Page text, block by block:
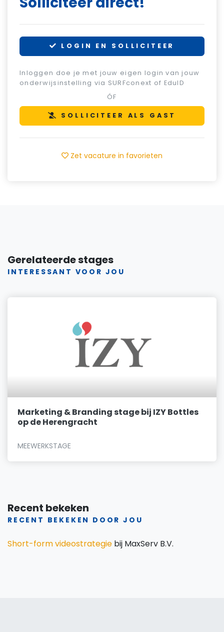
LOGIN EN SOLLICITEER
Inloggen doe je met jouw eigen login van jouw
onderwijsinstelling via SURFconext of EduID
ÓF
SOLLICITEER ALS GAST
Zet vacature in favorieten
Gerelateerde stages
INTERESSANT VOOR JOU
Marketing & Branding stage bij IZY Bottles
op de Herengracht
MEEWERKSTAGE
Recent bekeken
RECENT BEKEKEN DOOR JOU
Short-form videostrategie bij MaxServ B.V.